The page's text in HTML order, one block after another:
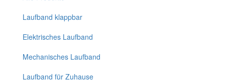
Laufband klappbar
Elektrisches Laufband
Mechanisches Laufband
Laufband für Zuhause